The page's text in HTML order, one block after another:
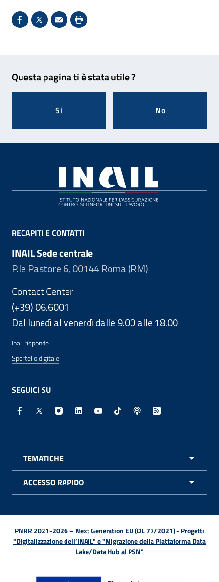
Condividi su Facebook - Sito esterno - Apertura in
X - Sito esterno - Apertura in nuova finestra
Invio Mail: apre il programma di posta
Stampa pagina: scelta meno
Questa pagina ti è stata utile ?
Si No
RECAPITI E CONTATTI
INAIL Sede centrale
P.le Pastore 6, 00144 Roma (RM)
Contact Center
(+39) 06.6001
Dal lunedì al venerdì dalle 9.00 alle 18.00
Inail risponde
Sportello digitale
SEGUICI SU
Facebook - Sito esterno - Apertura in nuova finestra
X - Sito esterno - Apertura in nuova finestra
Instagram - Sito esterno - Apertura in
Linkedin - Sito esterno - Apertura in
Youtube - Sito esterno -
TikTok - Sito esterno -
Spreaker - Sito
Feed RSS -
TEMATICHE
ACCESSO RAPIDO
PNRR 2021-2026 – Next Generation EU (DL 77/2021) - Progetti
"Digitalizzazione dell’INAIL" e "Migrazione della Piattaforma Data
Lake/Data Hub al PSN"